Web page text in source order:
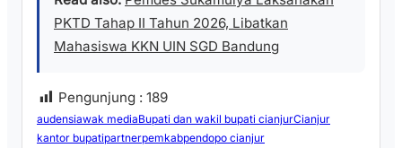
PKTD Tahap II Tahun 2026, Libatkan
Mahasiswa KKN UIN SGD Bandung
Pengunjung : 189
audensiawak mediaBupati dan wakil bupati cianjurCianjur
kantor bupatipartnerpemkabpendopo cianjur